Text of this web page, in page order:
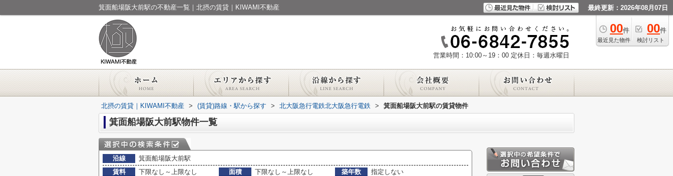
箕面船場阪大前駅の不動産一覧｜北摂の賃貸｜KIWAMI不動産 最終更新：2026年08月07日
00件
最近見た物件
00件
検討リスト
営業時間：10:00～19：00 定休日：毎週水曜日
北摂の賃貸｜KIWAMI不動産 > (賃貸)路線・駅から探す > 北大阪急行電鉄北大阪急行電鉄 > 箕面船場阪大前駅の賃貸物件
箕面船場阪大前駅物件一覧
沿線
箕面船場阪大前駅
賃料
下限なし～上限なし 面積 下限なし～上限なし 築年数
指定しない